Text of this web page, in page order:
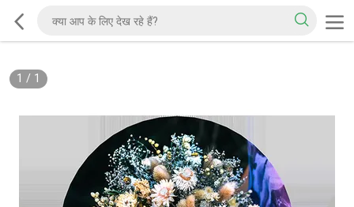
1 / 1